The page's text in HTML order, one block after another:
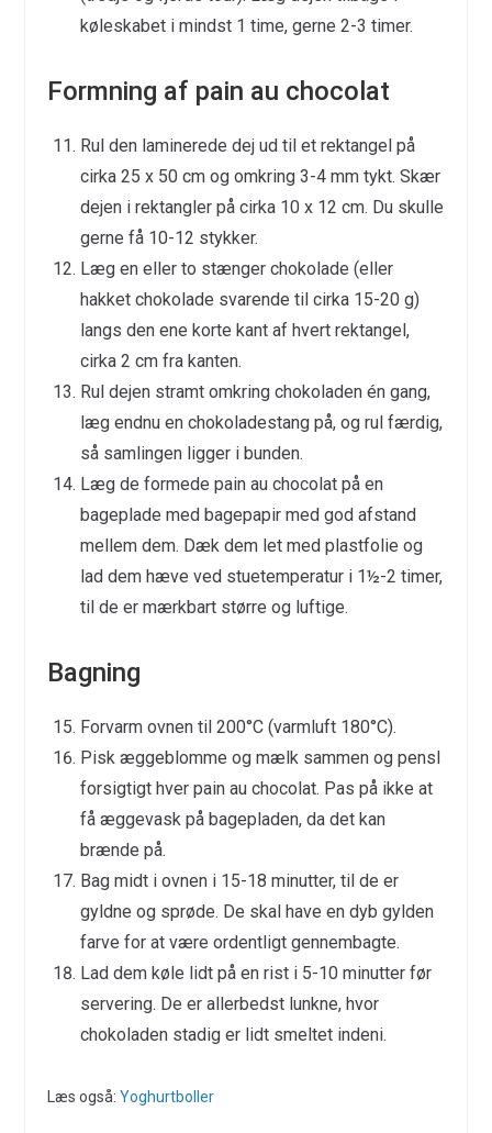
køleskabet i mindst 1 time, gerne 2-3 timer.
Formning af pain au chocolat
Rul den laminerede dej ud til et rektangel på
cirka 25 x 50 cm og omkring 3-4 mm tykt. Skær
dejen i rektangler på cirka 10 x 12 cm. Du skulle
gerne få 10-12 stykker.
Læg en eller to stænger chokolade (eller
hakket chokolade svarende til cirka 15-20 g)
langs den ene korte kant af hvert rektangel,
cirka 2 cm fra kanten.
Rul dejen stramt omkring chokoladen én gang,
læg endnu en chokoladestang på, og rul færdig,
så samlingen ligger i bunden.
Læg de formede pain au chocolat på en
bageplade med bagepapir med god afstand
mellem dem. Dæk dem let med plastfolie og
lad dem hæve ved stuetemperatur i 1½-2 timer,
til de er mærkbart større og luftige.
Bagning
Forvarm ovnen til 200°C (varmluft 180°C).
Pisk æggeblomme og mælk sammen og pensl
forsigtigt hver pain au chocolat. Pas på ikke at
få æggevask på bagepladen, da det kan
brænde på.
Bag midt i ovnen i 15-18 minutter, til de er
gyldne og sprøde. De skal have en dyb gylden
farve for at være ordentligt gennembagte.
Lad dem køle lidt på en rist i 5-10 minutter før
servering. De er allerbedst lunkne, hvor
chokoladen stadig er lidt smeltet indeni.
Læs også: Yoghurtboller